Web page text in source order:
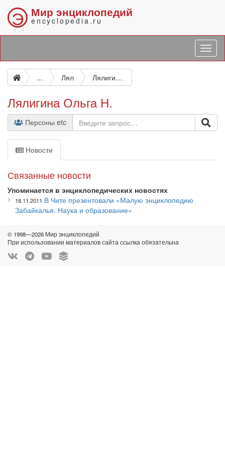
Э Мир энциклопедий
encyclopedia.ru
... Лял Лялигина Ольга Н.
Лялигина Ольга Н.
Персоны etc
Новости
Связанные новости
Упоминается в энциклопедических новостях
18.11.2011 В Чите презентовали «Малую энциклопедию
Забайкалья. Наука и образование»
© 1998—2026 Мир энциклопедий
При использовании материалов сайта ссылка обязательна